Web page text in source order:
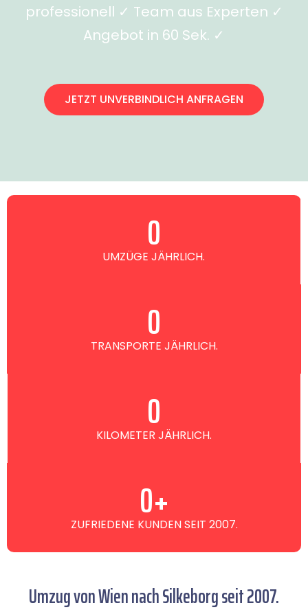
professionell ✓ Team aus Experten ✓
Angebot in 60 Sek. ✓
JETZT UNVERBINDLICH ANFRAGEN
UMZÜGE JÄHRLICH.
0
TRANSPORTE JÄHRLICH.
0
KILOMETER JÄHRLICH.
0
ZUFRIEDENE KUNDEN SEIT 2007.
0+
Umzug von Wien nach Silkeborg seit 2007.